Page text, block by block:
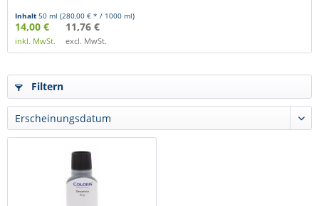
Inhalt 50 ml (280,00 € * / 1000 ml)
14,00 €
inkl. MwSt.
11,76 €
excl. MwSt.
Filtern